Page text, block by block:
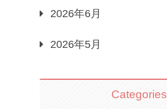
2026年6月
2026年5月
Categories